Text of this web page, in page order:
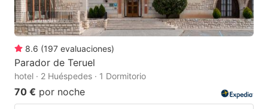
8.6 (197 evaluaciones)
Parador de Teruel
hotel · 2 Huéspedes · 1 Dormitorio
70 € por noche